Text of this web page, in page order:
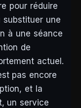
pour réduire
une
à une séance
de
actuel.
pas encore
et la
un service